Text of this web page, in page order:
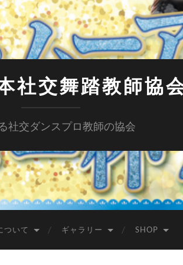
社交舞踏教師協
社交ダンスプロ教師の協会
ついて ギャラリー SHOP